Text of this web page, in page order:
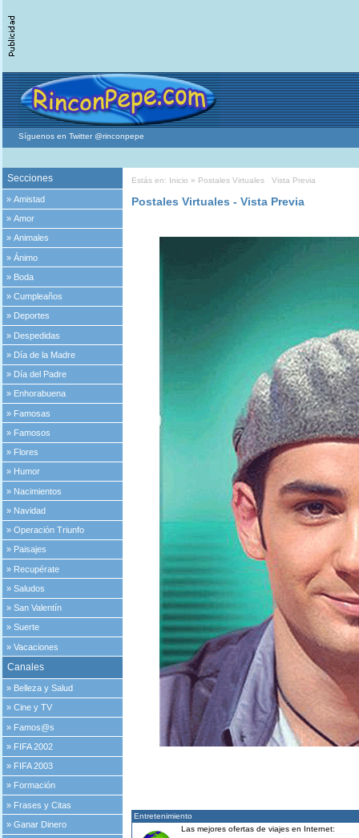
Síguenos en Twitter @rinconpepe
Secciones
»Amistad
»Amor
»Animales
»Ánimo
» Boda
»Cumpleaños
» Deportes
» Despedidas
» Día de la Madre
» Día del Padre
» Enhorabuena
» Famosas
» Famosos
» Flores
» Humor
» Nacimientos
» Navidad
»Operación Triunfo
» Paisajes
» Recupérate
»Saludos
»San Valentín
»Suerte
»Vacaciones
Canales
» Belleza y Salud
»Cine y TV
» Famos@s
» FIFA 2002
» FIFA 2003
» Formación
» Frases y Citas
»Ganar Dinero
Estás en: Inicio » Postales VirtualesVista Previa
Postales Virtuales - Vista Previa
Entretenimiento
Las mejores ofertas de viajes en Internet: